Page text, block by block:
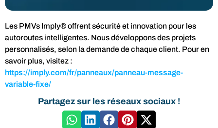
Les PMVs Imply® offrent sécurité et innovation pour les
autoroutes intelligentes. Nous développons des projets
personnalisés, selon la demande de chaque client. Pour en
savoir plus, visitez :
https://imply.com/fr/panneaux/panneau-message-
variable-fixe/
Partagez sur les réseaux sociaux !